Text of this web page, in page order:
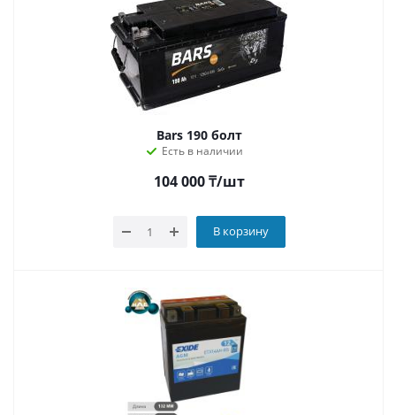
Bars 190 болт
Есть в наличии
104 000₸/шт
В корзину